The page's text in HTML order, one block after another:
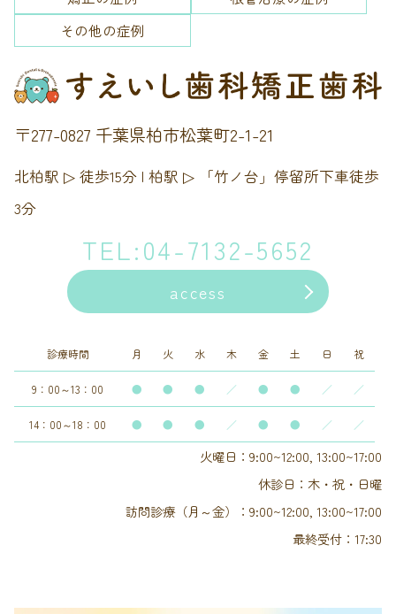
その他の症例
〒277-0827 千葉県柏市松葉町2-1-21
北柏駅 ▷ 徒歩15分 | 柏駅 ▷ 「竹ノ台」停留所下車徒歩
3分
TEL:04-7132-5652
access
診療時間 月 火 水 木 金 土 日 祝
9：00～13：00 ● ● ● ／ ● ● ／ ／
14：00～18：00 ● ● ● ／ ● ● ／ ／
火曜日：9:00~12:00, 13:00~17:00
休診日：木・祝・日曜
訪問診療（月～金）：9:00~12:00, 13:00~17:00
最終受付：17:30